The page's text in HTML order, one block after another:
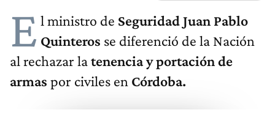
E l ministro de Seguridad Juan Pablo
Quinteros se diferenció de la Nación
al rechazar latenencia y portación de
armas por civiles en Córdoba.